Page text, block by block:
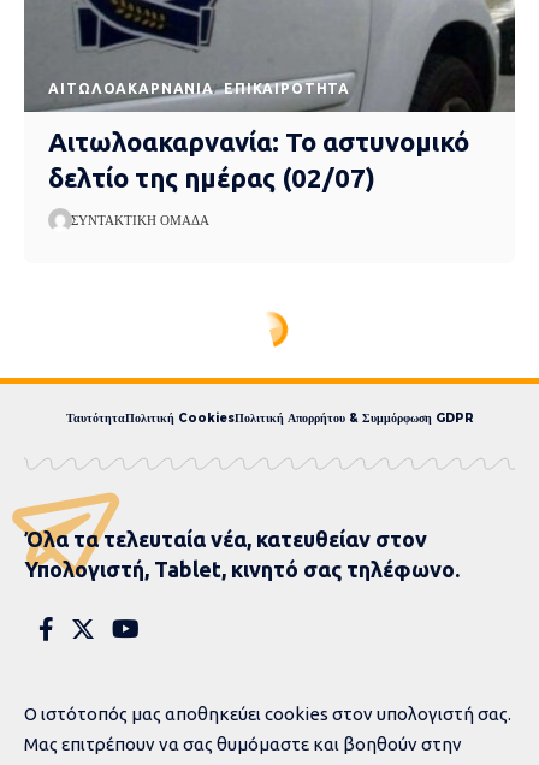
AΙΤΩΛΟΑΚΑΡΝΑΝΊΑ EΠΙΚΑΙΡΌΤΗΤΑ
Αιτωλοακαρνανία: Το αστυνομικό
δελτίο της ημέρας (02/07)
ΣΥΝΤΑΚΤΙΚΉ ΟΜΆΔΑ
ΤαυτότηταΠολιτική CookiesΠολιτική Απορρήτου & Συμμόρφωση GDPR
Όλα τα τελευταία νέα, κατευθείαν στον
Υπολογιστή, Tablet, κινητό σας τηλέφωνο.
Ο ιστότοπός μας αποθηκεύει cookies στον υπολογιστή σας.
Μας επιτρέπουν να σας θυμόμαστε και βοηθούν στην